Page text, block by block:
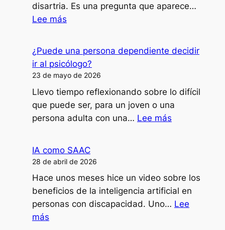
disartria. Es una pregunta que aparece…
Lee más
clases,
formaciones
ponencias
con
mi
¿Puede una persona dependiente decidir
ir al psicólogo?
23 de mayo de 2026
Llevo tiempo reflexionando sobre lo difícil
que puede ser, para un joven o una
persona adulta con una… Lee más
decidir
ir
al
IA como SAAC
28 de abril de 2026
Hace unos meses hice un video sobre los
beneficios de la inteligencia artificial en
personas con discapacidad. Uno… Lee
más